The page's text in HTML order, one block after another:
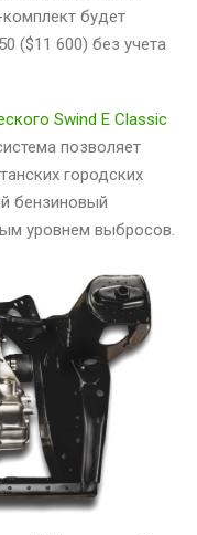
будет
($11 600) без учета
Swind E Classic
позволяет
городских
бензиновый
уровнем выбросов.